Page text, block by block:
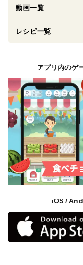
動画一覧
レシピ一覧
アプリ内のゲ
iOS /